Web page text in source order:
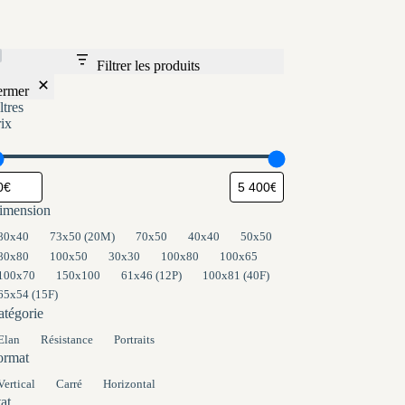
Filtrer les produits
73x50 (20M) 70x50 40x40
50x50
100x50 30x30 100x80
100x65
150x100 61x46 (12P)
100x81 (40F)
(15F)
Résistance Portraits
Carré Horizontal